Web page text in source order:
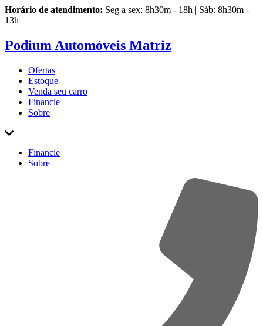
Horário de atendimento: Seg a sex: 8h30m - 18h | Sáb: 8h30m -
13h
Podium Automóveis Matriz
Ofertas
Estoque
Venda seu carro
Financie
Sobre
Financie
Sobre